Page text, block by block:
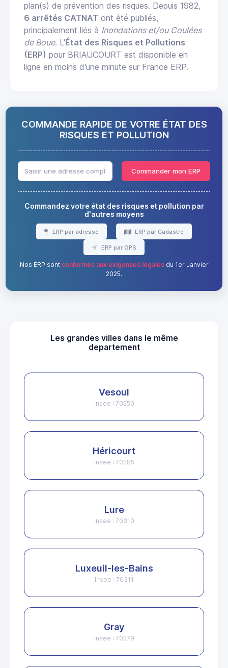
plan(s) de prévention des risques. Depuis 1982,
6 arrêtés CATNAT ont été publiés,
principalement liés à Inondations et/ou Coulées
de Boue. L'État des Risques et Pollutions
(ERP) pour BRIAUCOURT est disponible en
ligne en moins d'une minute sur France ERP.
COMMANDE RAPIDE DE VOTRE ÉTAT DES
RISQUES ET POLLUTION
Commander mon ERP
Commandez votre état des risques et pollution par
d'autres moyens
ERP par adresse ERP par Cadastre
ERP par GPS
Nos ERP sont conformes aux exigences légalesdu 1er Janvier
2025.
Les grandes villes dans le même
departement
Vesoul
Insee : 70550
Héricourt
Insee : 70285
Lure
Insee : 70310
Luxeuil-les-Bains
Insee : 70311
Gray
Insee : 70279